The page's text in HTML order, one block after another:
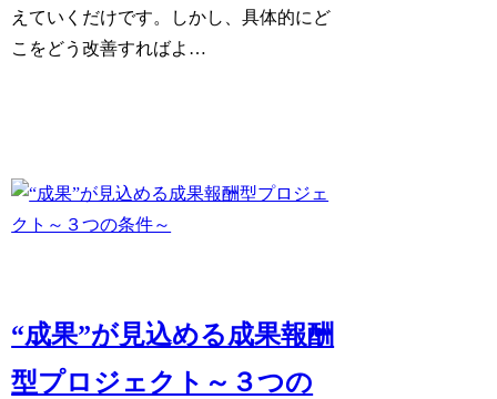
えていくだけです。しかし、具体的にど
こをどう改善すればよ…
“成果”が見込める成果報酬
型プロジェクト～３つの